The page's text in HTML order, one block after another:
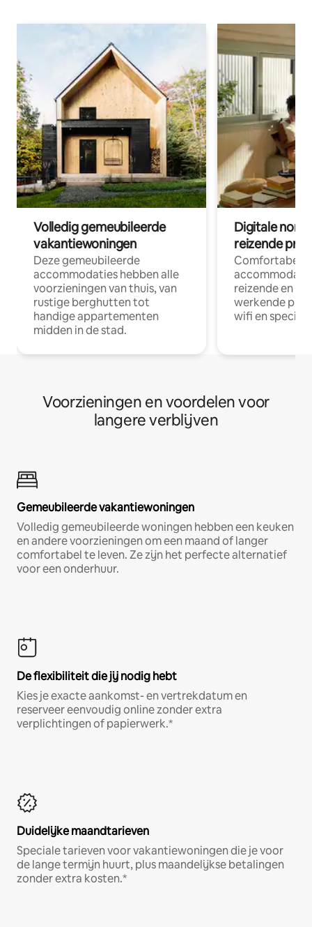
Volledig gemeubileerde
vakantiewoningen
Deze gemeubileerde
accommodaties hebben alle
voorzieningen van thuis, van
rustige berghutten tot
handige appartementen
midden in de stad.
Digitale
reizende
Comfortabele
reizende en
werkende
wifi en
Voorzieningen en voordelen voor
langere verblijven
Gemeubileerde vakantiewoningen
Volledig gemeubileerde woningen hebben een keuken
en andere voorzieningen om een maand of langer
comfortabel te leven. Ze zijn het perfecte alternatief
voor een onderhuur.
De flexibiliteit die jij nodig hebt
Kies je exacte aankomst- en vertrekdatum en
reserveer eenvoudig online zonder extra
verplichtingen of papierwerk.*
Duidelijke maandtarieven
Speciale tarieven voor vakantiewoningen die je voor
de lange termijn huurt, plus maandelijkse betalingen
zonder extra kosten.*